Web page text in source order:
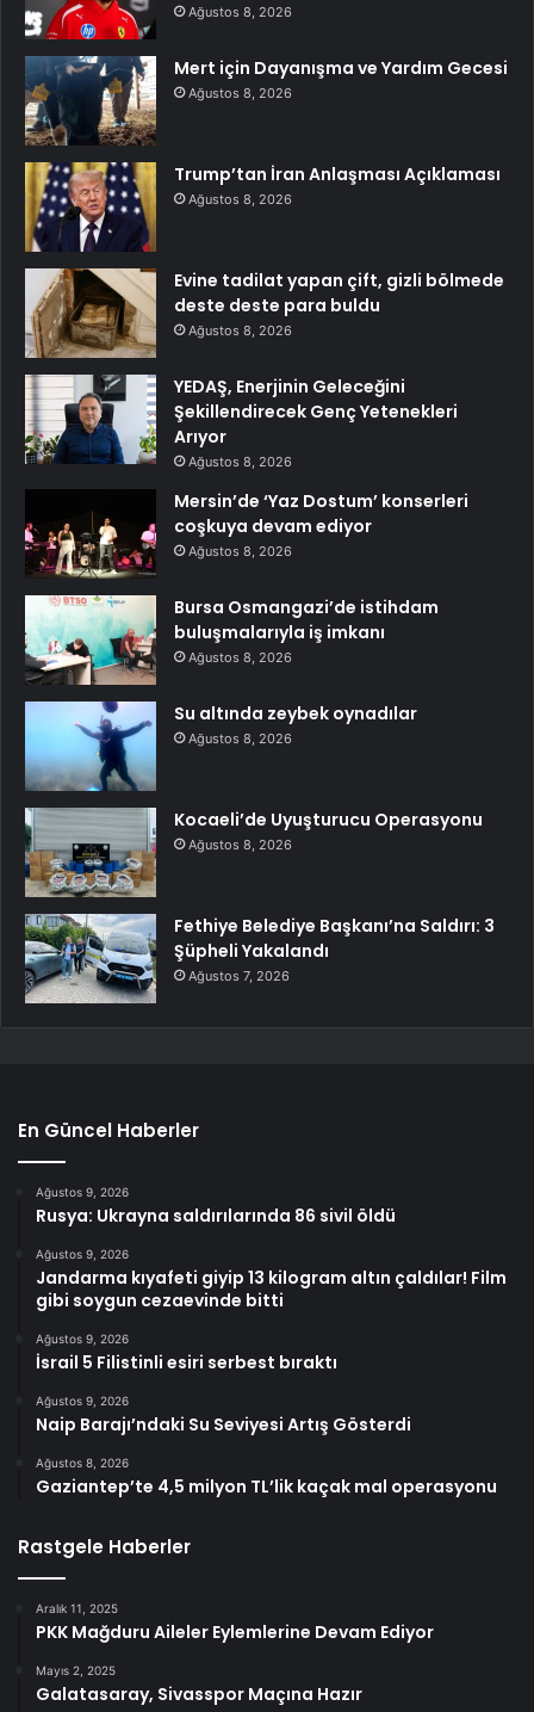
Ağustos 8, 2026
Mert için Dayanışma ve Yardım Gecesi
Ağustos 8, 2026
Trump’tan İran Anlaşması Açıklaması
Ağustos 8, 2026
Evine tadilat yapan çift, gizli bölmede
deste deste para buldu
Ağustos 8, 2026
YEDAŞ, Enerjinin Geleceğini
Şekillendirecek Genç Yetenekleri
Arıyor
Ağustos 8, 2026
Mersin’de ‘Yaz Dostum’ konserleri
coşkuya devam ediyor
Ağustos 8, 2026
Bursa Osmangazi’de istihdam
buluşmalarıyla iş imkanı
Ağustos 8, 2026
Su altında zeybek oynadılar
Ağustos 8, 2026
Kocaeli’de Uyuşturucu Operasyonu
Ağustos 8, 2026
Fethiye Belediye Başkanı’na Saldırı: 3
Şüpheli Yakalandı
Ağustos 7, 2026
En Güncel Haberler
Ağustos 9, 2026
Rusya: Ukrayna saldırılarında 86 sivil öldü
Ağustos 9, 2026
Jandarma kıyafeti giyip 13 kilogram altın çaldılar! Film
gibi soygun cezaevinde bitti
Ağustos 9, 2026
İsrail 5 Filistinli esiri serbest bıraktı
Ağustos 9, 2026
Naip Barajı’ndaki Su Seviyesi Artış Gösterdi
Ağustos 8, 2026
Gaziantep’te 4,5 milyon TL’lik kaçak mal operasyonu
Rastgele Haberler
Aralık 11, 2025
PKK Mağduru Aileler Eylemlerine Devam Ediyor
Mayıs 2, 2025
Galatasaray, Sivasspor Maçına Hazır